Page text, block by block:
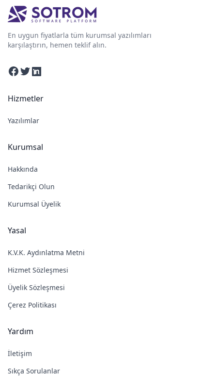
En uygun fiyatlarla tüm kurumsal yazılımları
karşılaştırın, hemen teklif alın.
Facebook
TwitterLinkedin
Hizmetler
Yazılımlar
Kurumsal
Hakkında
Tedarikçi Olun
Kurumsal Üyelik
Yasal
K.V.K. Aydınlatma Metni
Hizmet Sözleşmesi
Üyelik Sözleşmesi
Çerez Politikası
Yardım
İletişim
Sıkça Sorulanlar